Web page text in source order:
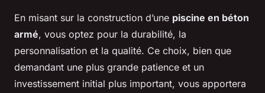
En misant sur la construction d’une piscine en béton
armé, vous optez pour la durabilité, la
personnalisation et la qualité. Ce choix, bien que
demandant une plus grande patience et un
investissement initial plus important, vous apportera